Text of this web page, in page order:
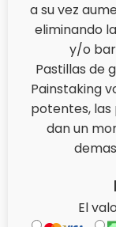
a su vez
eliminando
y/o
Pastillas de
Painstaking
potentes, las
dan un
El